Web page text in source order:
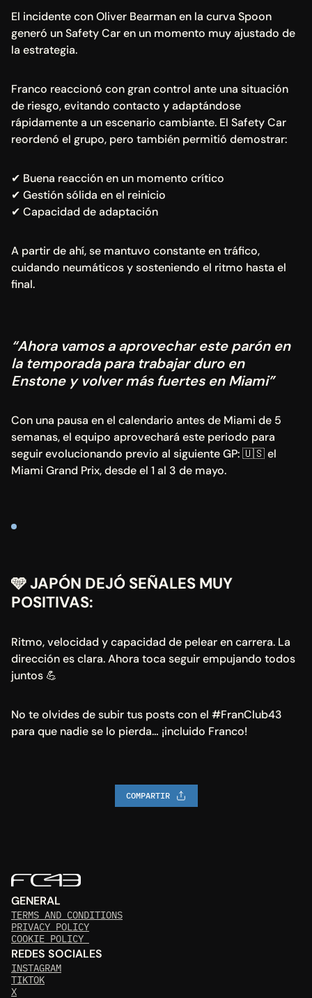
El incidente con Oliver Bearman en la curva Spoon
generó un Safety Car en un momento muy ajustado de
la estrategia.
Franco reaccionó con gran control ante una situación
de riesgo, evitando contacto y adaptándose
rápidamente a un escenario cambiante. El Safety Car
reordenó el grupo, pero también permitió demostrar:
✔ Buena reacción en un momento crítico
✔ Gestión sólida en el reinicio
✔ Capacidad de adaptación
A partir de ahí, se mantuvo constante en tráfico,
cuidando neumáticos y sosteniendo el ritmo hasta el
final.
“Ahora vamos a aprovechar este parón en
la temporada para trabajar duro en
Enstone y volver más fuertes en Miami”
Con una pausa en el calendario antes de Miami de 5
semanas, el equipo aprovechará este periodo para
seguir evolucionando previo al siguiente GP: 🇺🇸 el
Miami Grand Prix, desde el 1 al 3 de mayo.
🩵 JAPÓN DEJÓ SEÑALES MUY
POSITIVAS:
Ritmo, velocidad y capacidad de pelear en carrera. La
dirección es clara. Ahora toca seguir empujando todos
juntos 💪
No te olvides de subir tus posts con el #FranClub43
para que nadie se lo pierda… ¡incluido Franco!
COMPARTIR
GENERAL
TERMS AND CONDITIONS
PRIVACY POLICY
COOKIE POLICY
REDES SOCIALES
INSTAGRAM
TIKTOK
X